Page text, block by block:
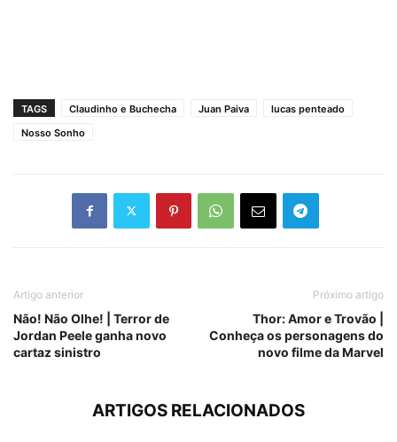
TAGS Claudinho e Buchecha Juan Paiva
lucas penteado
Nosso Sonho
Artigo anterior
Não! Não Olhe! | Terror de
Jordan Peele ganha novo
cartaz sinistro
Próximo artigo
Thor: Amor e Trovão |
Conheça os personagens do
novo filme da Marvel
ARTIGOS RELACIONADOS